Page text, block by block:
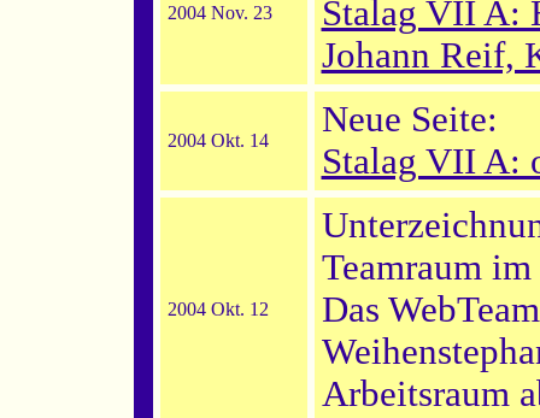
2004 Nov. 23
Stalag VII A:
Johann Reif,
2004 Okt. 14
Neue Seite:
Stalag VII A:
2004 Okt. 12
Teamraum
Das
Arbeitsraum